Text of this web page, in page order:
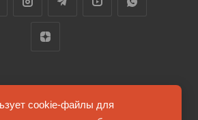
© FUTUMAG.RU
cookie-файлы для